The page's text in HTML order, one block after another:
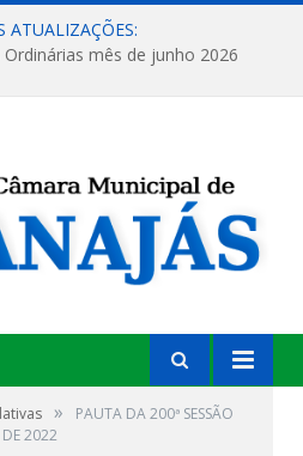
ATUALIZAÇÕES:
mês de junho 2026
»
PAUTA DA 200ª SESSÃO
2022